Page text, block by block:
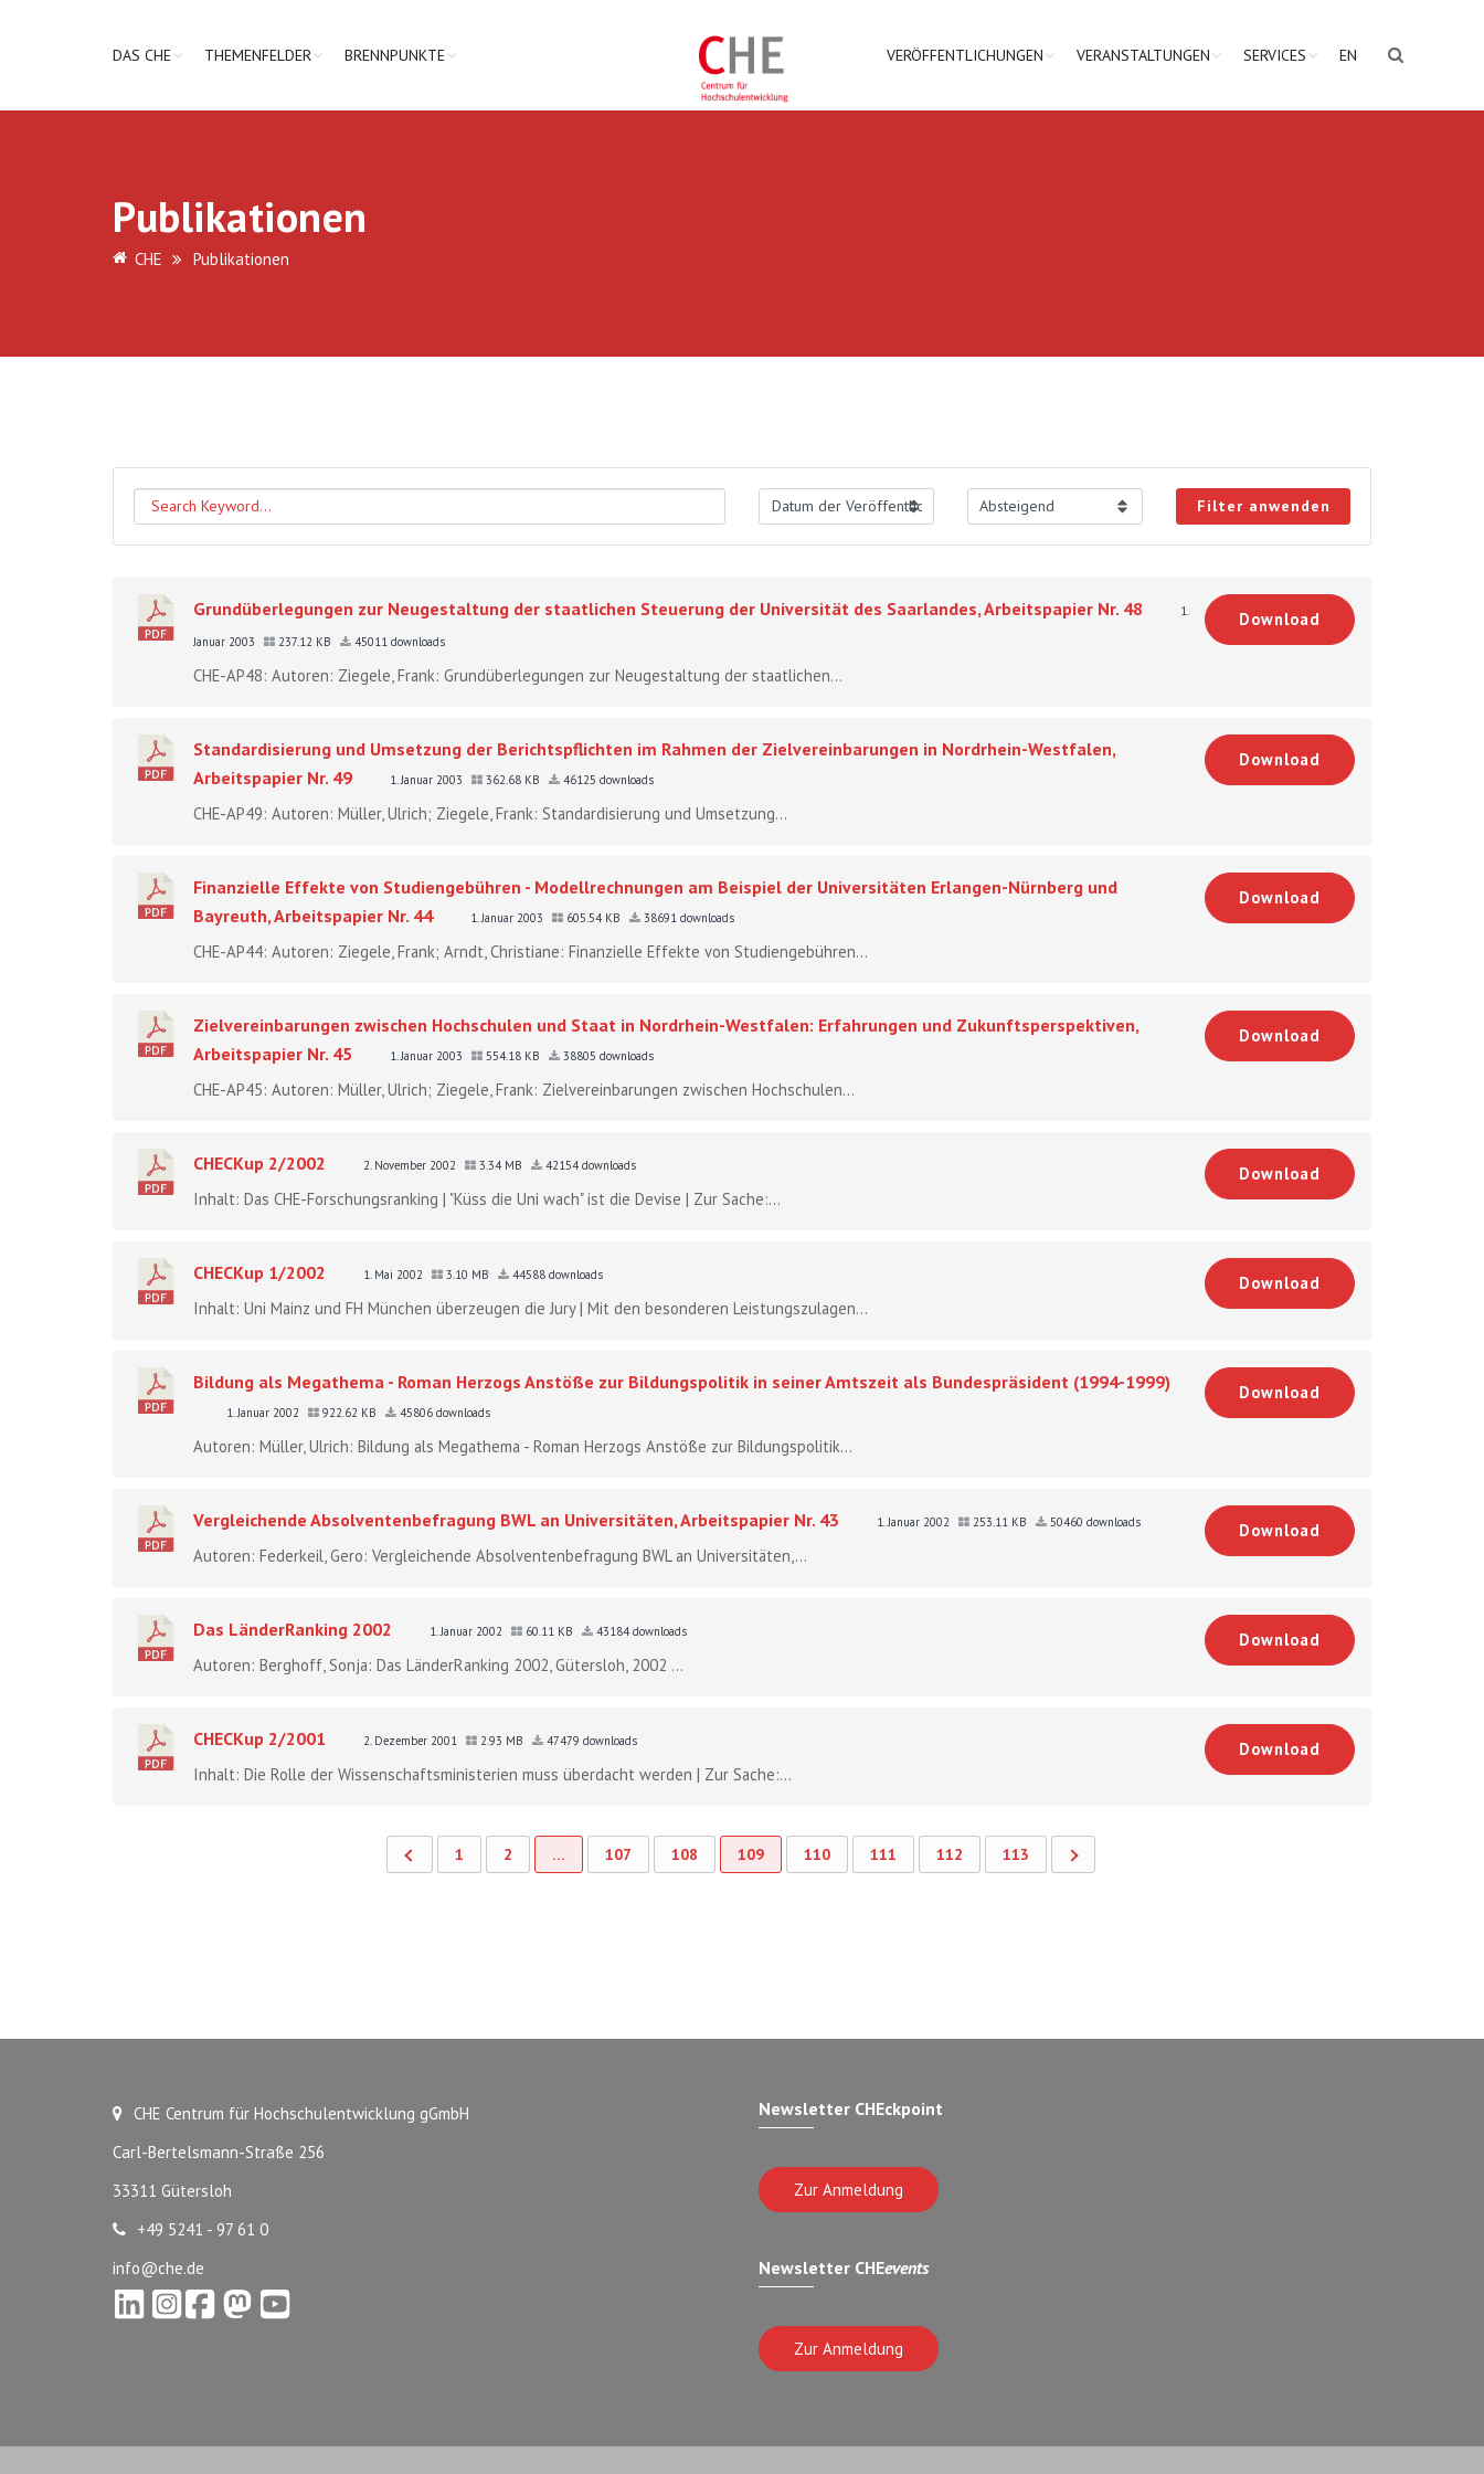
DAS CHE THEMENFELDER BRENNPUNKTE VERÖFFENTLICHUNGEN VERANSTALTUNGEN SERVICES EN
Publikationen
CHE Publikationen
Filter anwenden
Grundüberlegungen zur Neugestaltung der staatlichen Steuerung der Universität des Saarlandes, Arbeitspapier Nr. 48
1.
Januar 2003
237.12 KB 45011 downloads
CHE-AP48: Autoren: Ziegele, Frank: Grundüberlegungen zur Neugestaltung der staatlichen...
Download
Standardisierung und Umsetzung der Berichtspflichten im Rahmen der Zielvereinbarungen in Nordrhein-Westfalen,
Arbeitspapier Nr. 49
1. Januar 2003 362.68 KB 46125 downloads
CHE-AP49: Autoren: Müller, Ulrich; Ziegele, Frank: Standardisierung und Umsetzung...
Download
Finanzielle Effekte von Studiengebühren - Modellrechnungen am Beispiel der Universitäten Erlangen-Nürnberg und
Bayreuth, Arbeitspapier Nr. 44
1. Januar 2003 605.54 KB 38691 downloads
CHE-AP44: Autoren: Ziegele, Frank; Arndt, Christiane: Finanzielle Effekte von Studiengebühren...
Download
Zielvereinbarungen zwischen Hochschulen und Staat in Nordrhein-Westfalen: Erfahrungen und Zukunftsperspektiven,
Arbeitspapier Nr. 45
1. Januar 2003 554.18 KB 38805 downloads
CHE-AP45: Autoren: Müller, Ulrich; Ziegele, Frank: Zielvereinbarungen zwischen Hochschulen...
Download
CHECKup 2/2002 2. November 2002 3.34 MB 42154 downloads
Inhalt: Das CHE-Forschungsranking | "Küss die Uni wach" ist die Devise | Zur Sache:...
Download
CHECKup 1/2002 1. Mai 2002 3.10 MB 44588 downloads
Inhalt: Uni Mainz und FH München überzeugen die Jury | Mit den besonderen Leistungszulagen...
Download
Bildung als Megathema - Roman Herzogs Anstöße zur Bildungspolitik in seiner Amtszeit als Bundespräsident (1994-1999)
1. Januar 2002 922.62 KB 45806 downloads
Autoren: Müller, Ulrich: Bildung als Megathema - Roman Herzogs Anstöße zur Bildungspolitik...
Download
Vergleichende Absolventenbefragung BWL an Universitäten, Arbeitspapier Nr. 43 1. Januar 2002 253.11 KB 50460 downloads
Autoren: Federkeil, Gero: Vergleichende Absolventenbefragung BWL an Universitäten,...
Download
Das LänderRanking 2002 1. Januar 2002 60.11 KB 43184 downloads
Autoren: Berghoff, Sonja: Das LänderRanking 2002, Gütersloh, 2002 ...
Download
CHECKup 2/2001 2. Dezember 2001 2.93 MB 47479 downloads
Inhalt: Die Rolle der Wissenschaftsministerien muss überdacht werden | Zur Sache:...
Download
1 2 … 107 108 109 110 111 112 113
CHE Centrum für Hochschulentwicklung gGmbH
Carl-Bertelsmann-Straße 256
33311 Gütersloh
+49 5241 - 97 61 0
info@che.de
Newsletter CHEckpoint
Zur Anmeldung
Newsletter CHEevents
Zur Anmeldung